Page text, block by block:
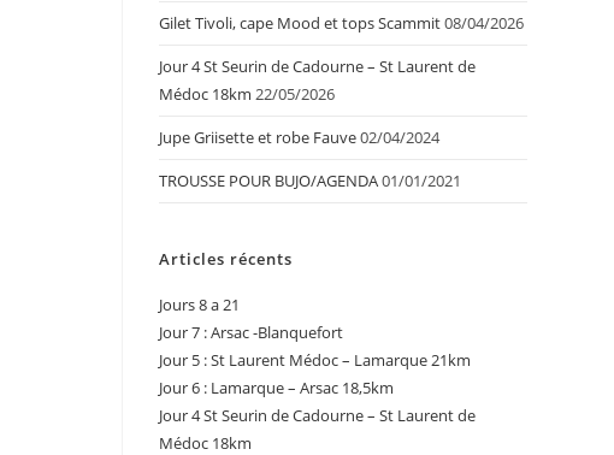
Gilet Tivoli, cape Mood et tops Scammit08/04/2026
Jour 4 St Seurin de Cadourne – St Laurent de
Médoc 18km 22/05/2026
Jupe Griisette et robe Fauve02/04/2024
TROUSSE POUR BUJO/AGENDA01/01/2021
Articles récents
Jours 8 a 21
Jour 7 : Arsac -Blanquefort
Jour 5 : St Laurent Médoc – Lamarque 21km
Jour 6 : Lamarque – Arsac 18,5km
Jour 4 St Seurin de Cadourne – St Laurent de
Médoc 18km